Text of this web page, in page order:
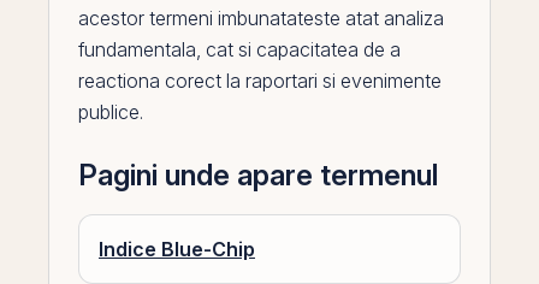
acestor termeni imbunatateste atat analiza
fundamentala, cat si capacitatea de a
reactiona corect la raportari si evenimente
publice.
Pagini unde apare termenul
Indice Blue-Chip